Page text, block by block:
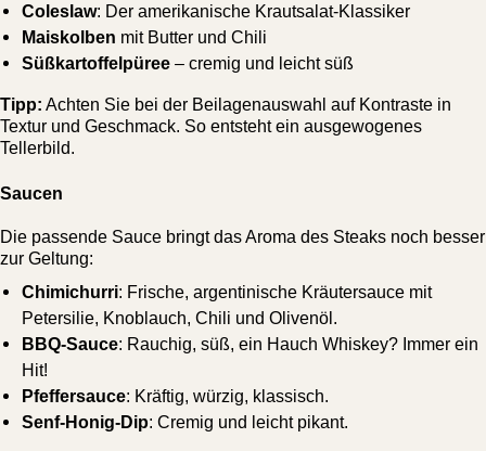
Coleslaw: Der amerikanische Krautsalat-Klassiker
Maiskolben mit Butter und Chili
Süßkartoffelpüree – cremig und leicht süß
Tipp: Achten Sie bei der Beilagenauswahl auf Kontraste in
Textur und Geschmack. So entsteht ein ausgewogenes
Tellerbild.
Saucen
Die passende Sauce bringt das Aroma des Steaks noch besser
zur Geltung:
Chimichurri: Frische, argentinische Kräutersauce mit
Petersilie, Knoblauch, Chili und Olivenöl.
BBQ-Sauce: Rauchig, süß, ein Hauch Whiskey? Immer ein
Hit!
Pfeffersauce: Kräftig, würzig, klassisch.
Senf-Honig-Dip: Cremig und leicht pikant.